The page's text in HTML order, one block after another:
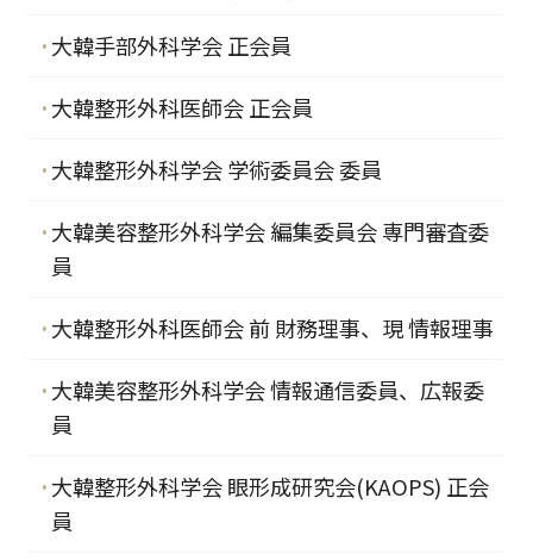
大韓手部外科学会 正会員
大韓整形外科医師会 正会員
大韓整形外科学会 学術委員会 委員
大韓美容整形外科学会 編集委員会 専門審査委
員
大韓整形外科医師会 前 財務理事、現 情報理事
大韓美容整形外科学会 情報通信委員、広報委
員
大韓整形外科学会 眼形成研究会(KAOPS) 正会
員